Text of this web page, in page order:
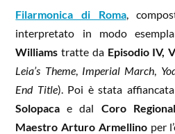
Filarmonica di Roma,
interpretato in modo
Williams tratte da Episodio IV,
Leia’s Theme, Imperial March,
End Title). Poi è stata
Solopaca e dal Coro
Maestro Arturo Armellinoper